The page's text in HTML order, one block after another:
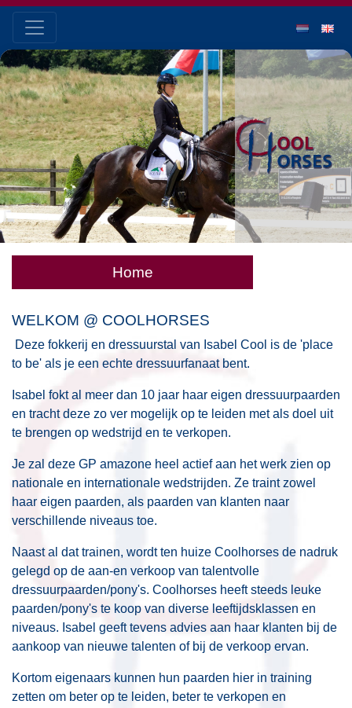
Home
WELKOM @ COOLHORSES
Deze fokkerij en dressuurstal van Isabel Cool is de 'place
to be' als je een echte dressuurfanaat bent.
Isabel fokt al meer dan 10 jaar haar eigen dressuurpaarden
en tracht deze zo ver mogelijk op te leiden met als doel uit
te brengen op wedstrijd en te verkopen.
Je zal deze GP amazone heel actief aan het werk zien op
nationale en internationale wedstrijden. Ze traint zowel
haar eigen paarden, als paarden van klanten naar
verschillende niveaus toe.
Naast al dat trainen, wordt ten huize Coolhorses de nadruk
gelegd op de aan-en verkoop van talentvolle
dressuurpaarden/pony's. Coolhorses heeft steeds leuke
paarden/pony's te koop van diverse leeftijdsklassen en
niveaus. Isabel geeft tevens advies aan haar klanten bij de
aankoop van nieuwe talenten of bij de verkoop ervan.
Kortom eigenaars kunnen hun paarden hier in training
zetten om beter op te leiden, beter te verkopen en